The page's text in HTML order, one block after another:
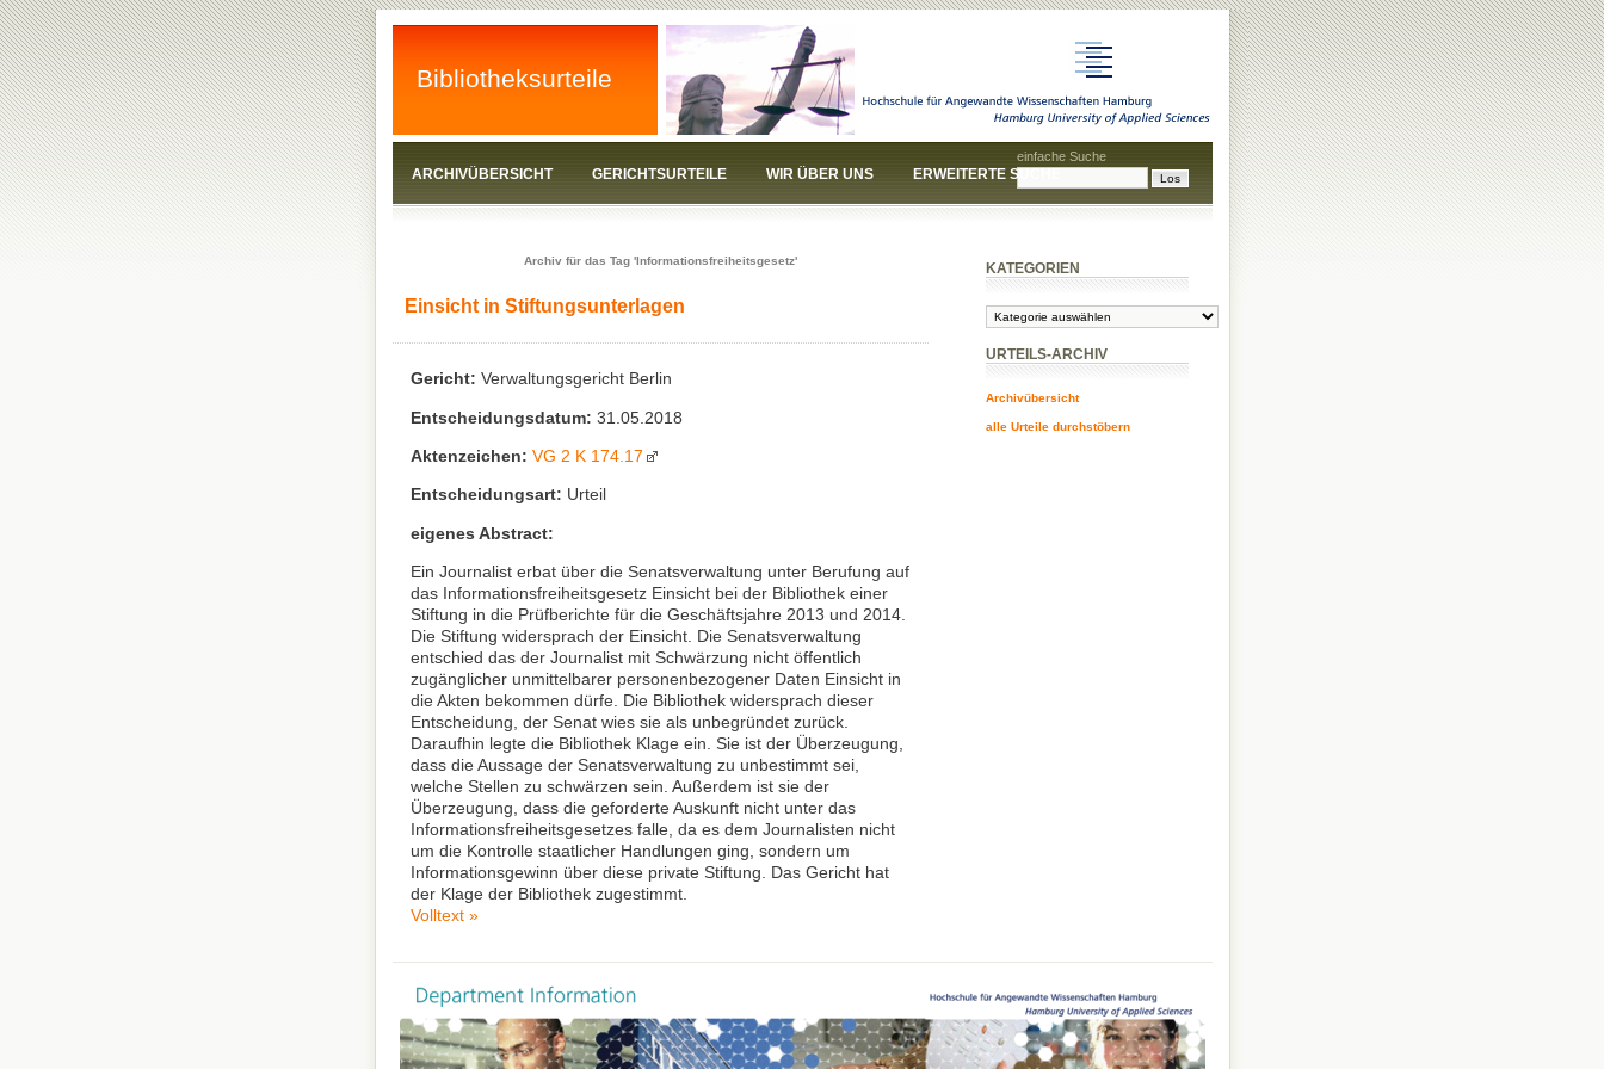
Bibliotheksurteile
ARCHIVÜBERSICHT GERICHTSURTEILE WIR ÜBER UNS ERWEITERTE SUCHE
einfache Suche
Archiv für das Tag 'Informationsfreiheitsgesetz'
Einsicht in Stiftungsunterlagen
Gericht: Verwaltungsgericht Berlin
Entscheidungsdatum: 31.05.2018
Aktenzeichen: VG 2 K 174.17
Entscheidungsart: Urteil
eigenes Abstract:
Ein Journalist erbat über die Senatsverwaltung unter Berufung auf
das Informationsfreiheitsgesetz Einsicht bei der Bibliothek einer
Stiftung in die Prüfberichte für die Geschäftsjahre 2013 und 2014.
Die Stiftung widersprach der Einsicht. Die Senatsverwaltung
entschied das der Journalist mit Schwärzung nicht öffentlich
zugänglicher unmittelbarer personenbezogener Daten Einsicht in
die Akten bekommen dürfe. Die Bibliothek widersprach dieser
Entscheidung, der Senat wies sie als unbegründet zurück.
Daraufhin legte die Bibliothek Klage ein. Sie ist der Überzeugung,
dass die Aussage der Senatsverwaltung zu unbestimmt sei,
welche Stellen zu schwärzen sein. Außerdem ist sie der
Überzeugung, dass die geforderte Auskunft nicht unter das
Informationsfreiheitsgesetzes falle, da es dem Journalisten nicht
um die Kontrolle staatlicher Handlungen ging, sondern um
Informationsgewinn über diese private Stiftung. Das Gericht hat
der Klage der Bibliothek zugestimmt.
Volltext »
KATEGORIEN
Kategorien
URTEILS-ARCHIV
Archivübersicht
alle Urteile durchstöbern